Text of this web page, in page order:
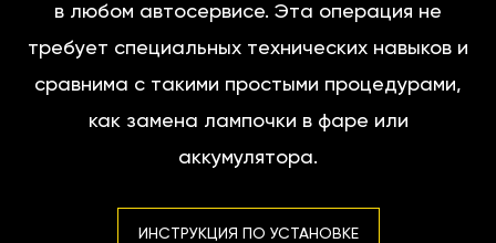
в любом автосервисе. Эта операция не
требует специальных технических навыков и
сравнима с такими простыми процедурами,
как замена лампочки в фаре или
аккумулятора.
ИНСТРУКЦИЯ ПО УСТАНОВКЕ